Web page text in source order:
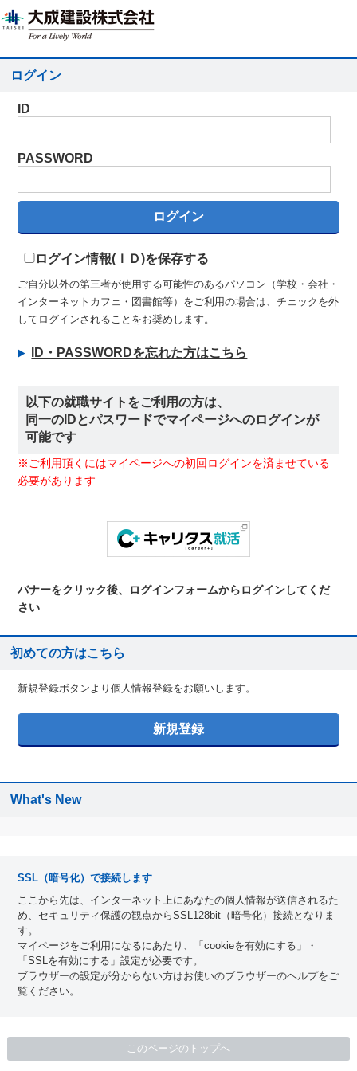
ログイン
ID
PASSWORD
ログイン情報(ＩＤ)を保存する
ご自分以外の第三者が使用する可能性のあるパソコン（学校・会社・
インターネットカフェ・図書館等）をご利用の場合は、チェックを外
してログインされることをお奨めします。
ID・PASSWORDを忘れた方はこちら
以下の就職サイトをご利用の方は、
同一のIDとパスワードでマイページへのログインが
可能です
※ご利用頂くにはマイページへの初回ログインを済ませている
必要があります
バナーをクリック後、ログインフォームからログインしてくだ
さい
初めての方はこちら
新規登録ボタンより個人情報登録をお願いします。
What's New
SSL（暗号化）で接続します
ここから先は、インターネット上にあなたの個人情報が送信されるた
め、セキュリティ保護の観点からSSL128bit（暗号化）接続となりま
す。
マイページをご利用になるにあたり、「cookieを有効にする」・
「SSLを有効にする」設定が必要です。
ブラウザーの設定が分からない方はお使いのブラウザーのヘルプをご
覧ください。
このページのトップへ